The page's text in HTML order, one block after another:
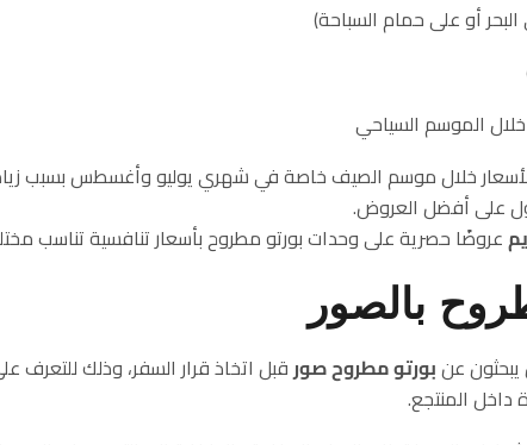
البحر أو على حمام السباحة)
الموسم السياحي
خلال موسم الصيف خاصة في شهري يوليو وأغسطس بسبب
على أفضل العروض.
عروضًا حصرية على وحدات بورتو مطروح بأسعار تنافسية تناسب
بالصور
يبحثون عنبورتو مطروح صورقبل اتخاذ قرار السفر، وذلك للتعرف
داخل المنتجع.